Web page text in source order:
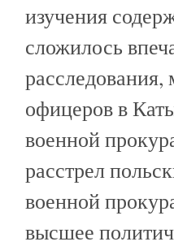
изучения
сложилось
офицеров в
военной
расстрел
военной
высшее